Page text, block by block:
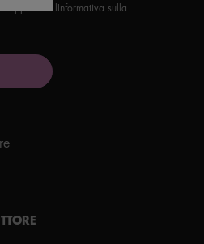
applicano lInformativa sulla